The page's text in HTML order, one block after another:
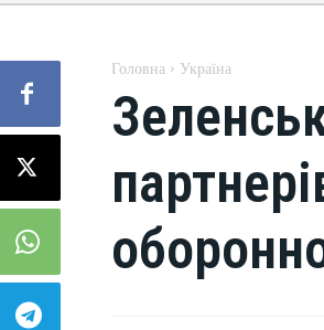
Головна Україна